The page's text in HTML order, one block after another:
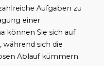
Aufgaben zu
einer
können Sie sich auf
sich die
Ablauf kümmern.